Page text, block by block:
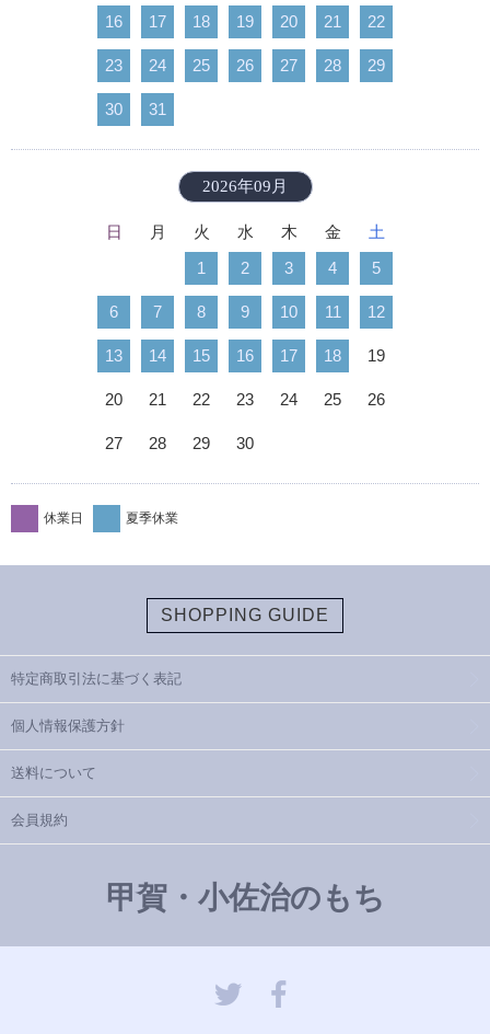
16 17 18 19 20 21 22
23 24 25 26 27 28 29
30 31
2026年09月
日 月 火 水 木 金
土
1
2 3 4 5
6 7 8 9 10 11 12
13 14 15 16 17 18 19
20 21 22 23 24 25 26
27 28 29 30
休業日 夏季休業
SHOPPING GUIDE
特定商取引法に基づく表記
個人情報保護方針
送料について
会員規約
甲賀・小佐治のもち